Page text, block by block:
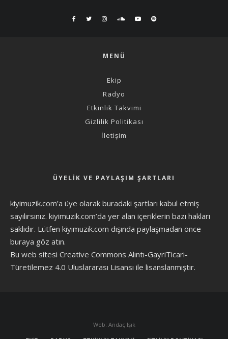
MENÜ
Ekip
Radyo
Etkinlik Takvimi
Gizlilik Politikası
İletişim
ÜYELIK VE PAYLAŞIM ŞARTLARI
kiyimuzik.com’a üye olarak buradaki şartları kabul etmiş
sayılırsınız. kiyimuzik.com’da yer alan içeriklerin bazı hakları
saklıdır. Lütfen kiyimuzik.com dışında paylaşmadan önce
buraya göz atın.
Bu web sitesi Creative Commons Alıntı-GayriTicari-
Türetilemez 4.0 Uluslararası Lisansı ile lisanslanmıştır.
Web: Andaç Işık